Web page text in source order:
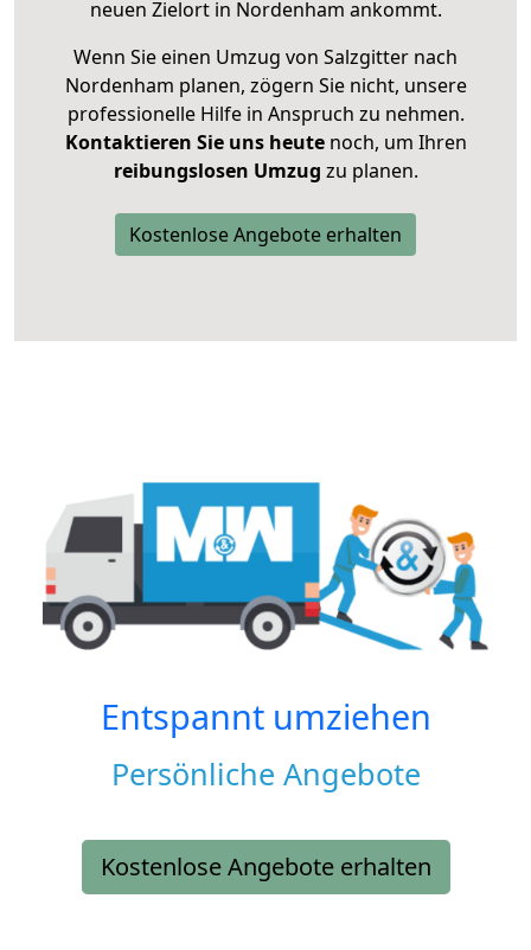
neuen Zielort in Nordenham ankommt.
Wenn Sie einen Umzug von Salzgitter nach
Nordenham planen, zögern Sie nicht, unsere
professionelle Hilfe in Anspruch zu nehmen.
Kontaktieren Sie uns heutenoch, um Ihren
reibungslosen Umzug zu planen.
Kostenlose Angebote erhalten
Entspannt umziehen
Persönliche Angebote
Kostenlose Angebote erhalten